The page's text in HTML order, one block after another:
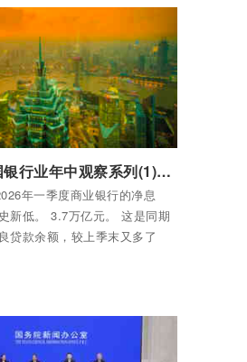
2026，中国银行业年中观察系列(1)：银行业上半年的新图景
年一季度商业银行的净息
新低。 3.7万亿元。 这是同期
贷款余额，较上季末又多了
年上半年的中国银行业，就在